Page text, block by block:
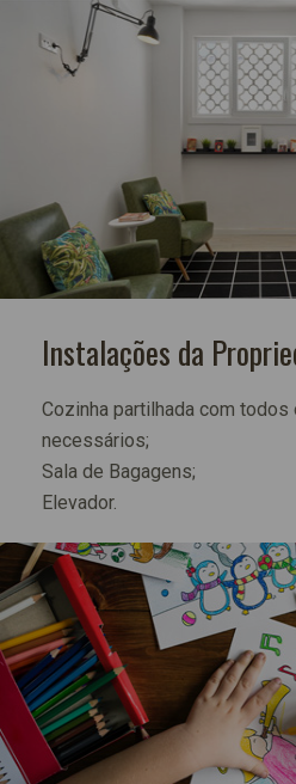
Instalações da
Cozinha partilhada com
necessários;
Sala de Bagagens;
Elevador.